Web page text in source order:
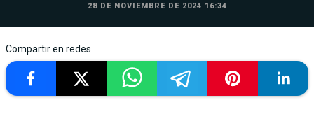
28 DE NOVIEMBRE DE 2024 16:34
Compartir en redes